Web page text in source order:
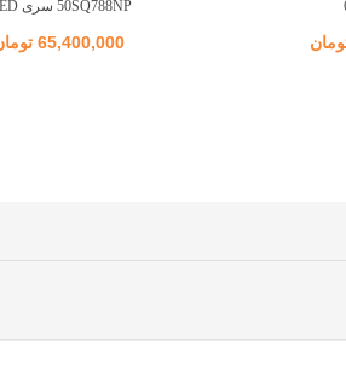
50SQ788NP سری QLED
65,400,000 تومان